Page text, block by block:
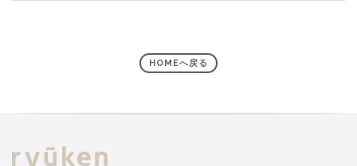
HOMEへ戻る